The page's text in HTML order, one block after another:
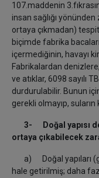
107.maddenin
insan sağlığı
ortaya çıkmadan)
biçimde fabrika
içermediğinin, havayı
Fabrikalardan
ve atıklar, 6098 sayılı
durdurulabilir. Bunun
gerekli olmayıp,
3- Doğal yapısı
ortaya çıkabilecek
a) Doğal yapıları
hale getirilmiş; daha